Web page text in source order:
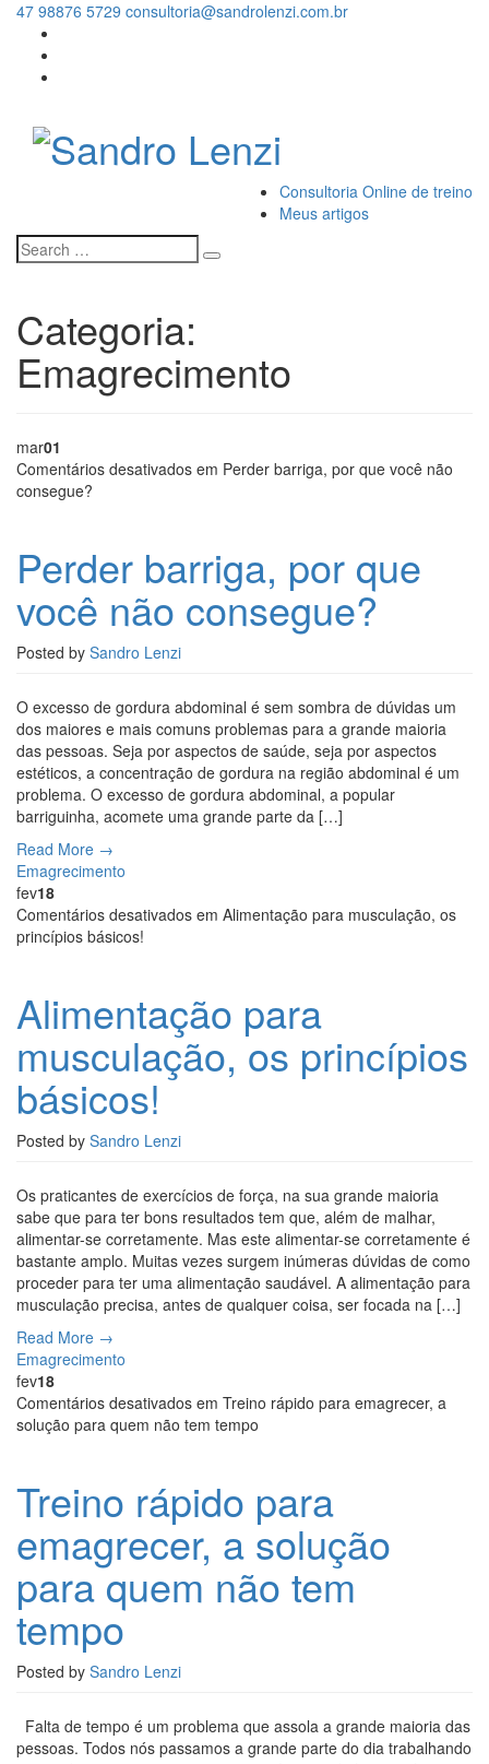
47 98876 5729 consultoria@sandrolenzi.com.br
Consultoria Online de treino
Meus artigos
Categoria:
Emagrecimento
mar01
Comentários desativados em Perder barriga, por que você não
consegue?
Perder barriga, por que
você não consegue?
Posted by Sandro Lenzi
O excesso de gordura abdominal é sem sombra de dúvidas um
dos maiores e mais comuns problemas para a grande maioria
das pessoas. Seja por aspectos de saúde, seja por aspectos
estéticos, a concentração de gordura na região abdominal é um
problema. O excesso de gordura abdominal, a popular
barriguinha, acomete uma grande parte da […]
Read More →
Emagrecimento
fev18
Comentários desativados em Alimentação para musculação, os
princípios básicos!
Alimentação para
musculação, os princípios
básicos!
Posted by Sandro Lenzi
Os praticantes de exercícios de força, na sua grande maioria
sabe que para ter bons resultados tem que, além de malhar,
alimentar-se corretamente. Mas este alimentar-se corretamente é
bastante amplo. Muitas vezes surgem inúmeras dúvidas de como
proceder para ter uma alimentação saudável. A alimentação para
musculação precisa, antes de qualquer coisa, ser focada na […]
Read More →
Emagrecimento
fev18
Comentários desativados em Treino rápido para emagrecer, a
solução para quem não tem tempo
Treino rápido para
emagrecer, a solução
para quem não tem
tempo
Posted by Sandro Lenzi
Falta de tempo é um problema que assola a grande maioria das
pessoas. Todos nós passamos a grande parte do dia trabalhando